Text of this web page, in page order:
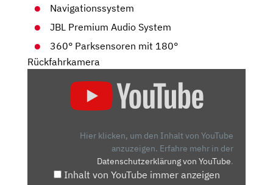
Navigationssystem
JBL Premium Audio System
360° Parksensoren mit 180°
Rückfahrkamera
Hier klicken, um den Inhalt von YouTube
anzuzeigen. Erfahre mehr in der
Datenschutzerklärung von YouTube.
Inhalt von YouTube immer anzeigen